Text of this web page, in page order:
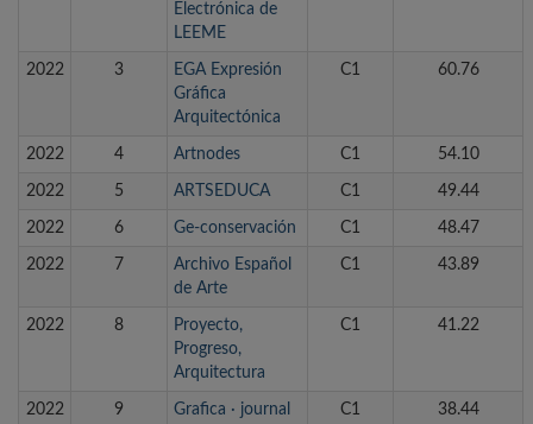
Electrónica de
LEEME
2022 3
EGA Expresión
Gráfica
Arquitectónica
C1 60.76
2022 4 Artnodes C1 54.10
2022 5 ARTSEDUCA C1 49.44
2022 6 Ge-conservación C1 48.47
2022 7
Archivo Español
de Arte
C1 43.89
2022 8
Proyecto,
Progreso,
Arquitectura
C1 41.22
2022 9
Grafica · journal
C1 38.44